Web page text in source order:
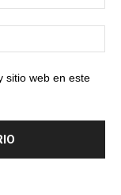
sitio web en este